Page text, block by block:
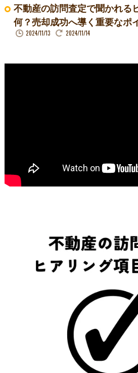
不動産の訪問査定で聞かれる
何？売却成功へ導く重要なポ
2024/11/13 2024/11/14